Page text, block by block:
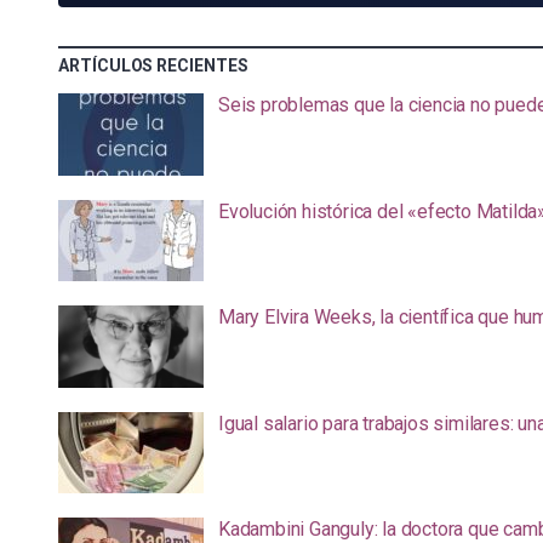
ARTÍCULOS RECIENTES
Seis problemas que la ciencia no
Evolución histórica del «efecto
Mary Elvira Weeks, la científica que
Igual salario para trabajos similares:
Kadambini Ganguly: la doctora que